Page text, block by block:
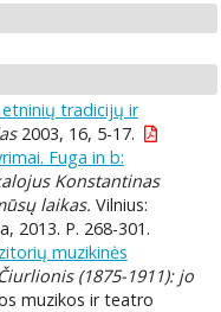
etninių tradicijų ir
2003, 16, 5-17.
Fuga in b:
Konstantinas
laikas. Vilnius:
2013. P. 268-301.
muzikinės
(1875-1911): jo
muzikos ir teatro